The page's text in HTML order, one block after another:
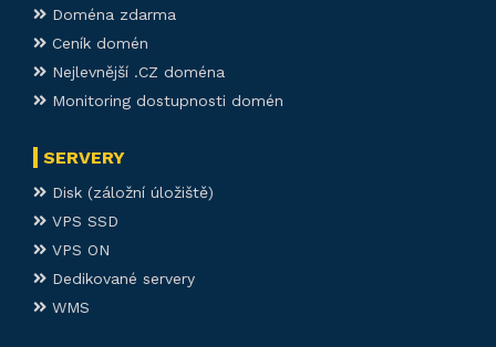
Doména zdarma
Ceník domén
Nejlevnější .CZ doména
Monitoring dostupnosti domén
SERVERY
Disk (záložní úložiště)
VPS SSD
VPS ON
Dedikované servery
WMS